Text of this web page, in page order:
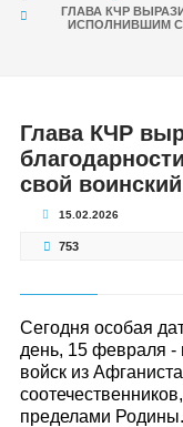
ГЛАВА КЧР
ИСПОЛНИВШИМ
Глава КЧР
свой
15.02.2026
753
Сегодня особая
день, 15 февраля -
войск из
пределами